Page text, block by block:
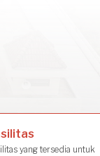
yang tersedia untuk